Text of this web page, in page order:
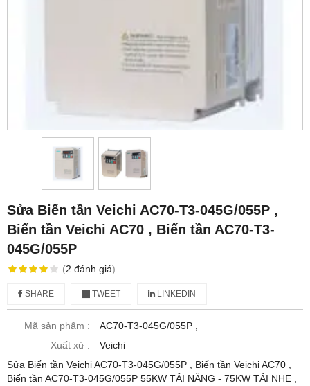
Sửa Biến tần Veichi AC70-T3-045G/055P ,
Biến tần Veichi AC70 , Biến tần AC70-T3-
045G/055P
(2 đánh giá)
SHARE TWEET LINKEDIN
Mã sản phẩm :
AC70-T3-045G/055P ,
Xuất xứ :
Veichi
Sửa Biến tần Veichi AC70-T3-045G/055P , Biến tần Veichi AC70 ,
Biến tần AC70-T3-045G/055P 55KW TẢI NẶNG - 75KW TẢI NHẸ ,